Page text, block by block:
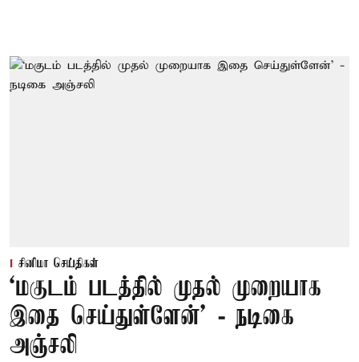
சினிமா செய்திகள்
‘மகுடம் படத்தில் முதல் முறையாக
இதை செய்துள்ளேன்’ - நடிகை
அஞ்சலி